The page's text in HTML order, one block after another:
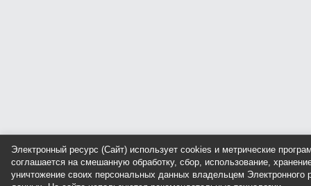
Электронный ресурс (Сайт) использует cookies и метрические
соглашается на смешанную обработку, сбор, использование,
уничтожение своих персональных данных владельцем Электронного